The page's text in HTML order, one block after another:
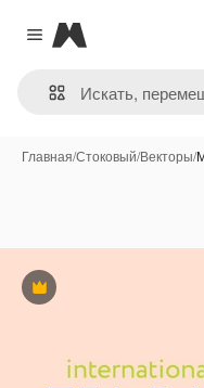
Close menu
Magnific
Главная/Стоковый/Векторы/
Премиум